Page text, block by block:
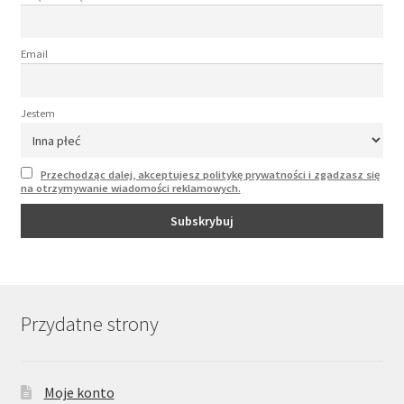
Email
Jestem
Przechodząc dalej, akceptujesz politykę prywatności i zgadzasz się
na otrzymywanie wiadomości reklamowych.
Przydatne strony
Moje konto